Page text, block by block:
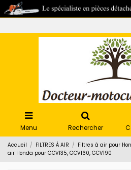
Menu Rechercher
Accueil FILTRES À AIR Filtres à air pour
air Honda pour GCV135, GCV160, GCV190